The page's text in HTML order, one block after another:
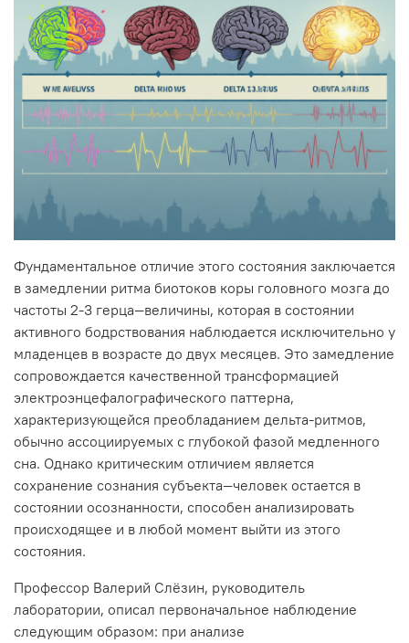
Фундаментальное отличие этого состояния заключается
в замедлении ритма биотоков коры головного мозга до
частоты 2-3 герца—величины, которая в состоянии
активного бодрствования наблюдается исключительно у
младенцев в возрасте до двух месяцев. Это замедление
сопровождается качественной трансформацией
электроэнцефалографического паттерна,
характеризующейся преобладанием дельта-ритмов,
обычно ассоциируемых с глубокой фазой медленного
сна. Однако критическим отличием является
сохранение сознания субъекта—человек остается в
состоянии осознанности, способен анализировать
происходящее и в любой момент выйти из этого
состояния.
Профессор Валерий Слёзин, руководитель
лаборатории, описал первоначальное наблюдение
следующим образом: при анализе